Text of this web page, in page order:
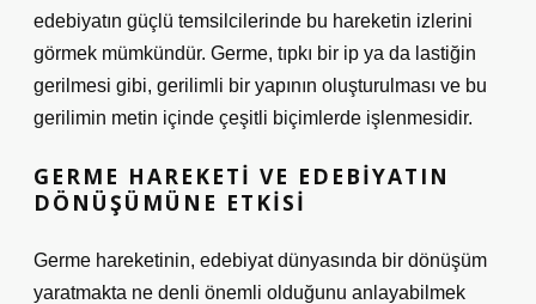
edebiyatın güçlü temsilcilerinde bu hareketin izlerini
görmek mümkündür. Germe, tıpkı bir ip ya da lastiğin
gerilmesi gibi, gerilimli bir yapının oluşturulması ve bu
gerilimin metin içinde çeşitli biçimlerde işlenmesidir.
GERME HAREKETI VE EDEBIYATIN
DÖNÜŞÜMÜNE ETKISI
Germe hareketinin, edebiyat dünyasında bir dönüşüm
yaratmakta ne denli önemli olduğunu anlayabilmek